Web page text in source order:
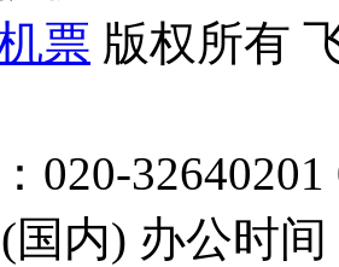
票 版权所有
020-
国内) 办公时